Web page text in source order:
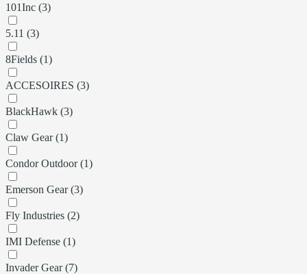
101Inc (3)
5.11 (3)
8Fields (1)
ACCESOIRES (3)
BlackHawk (3)
Claw Gear (1)
Condor Outdoor (1)
Emerson Gear (3)
Fly Industries (2)
IMI Defense (1)
Invader Gear (7)